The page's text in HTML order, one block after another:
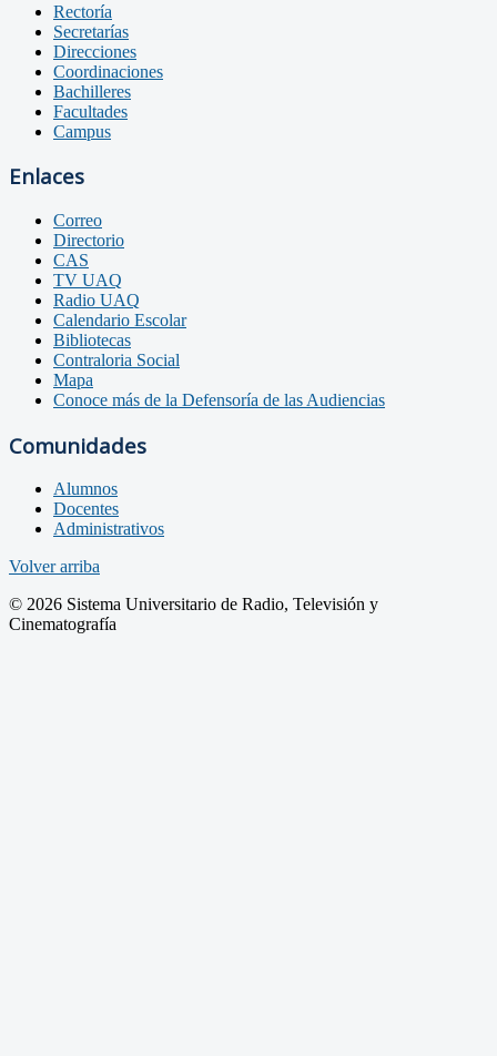
Rectoría
Secretarías
Direcciones
Coordinaciones
Bachilleres
Facultades
Campus
Enlaces
Correo
Directorio
CAS
TV UAQ
Radio UAQ
Calendario Escolar
Bibliotecas
Contraloria Social
Mapa
Conoce más de la Defensoría de las Audiencias
Comunidades
Alumnos
Docentes
Administrativos
Volver arriba
© 2026 Sistema Universitario de Radio, Televisión y
Cinematografía